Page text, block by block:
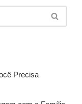
Precisa